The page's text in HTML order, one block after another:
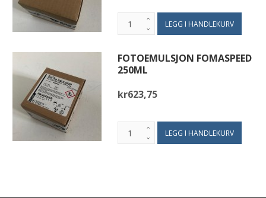
FOTOEMULSJON FOMASPEED
250ML
kr623,75